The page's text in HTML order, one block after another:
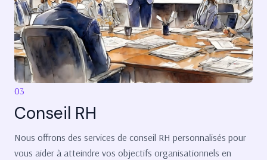
03
Conseil RH
Nous offrons des services de conseil RH personnalisés pour
vous aider à atteindre vos objectifs organisationnels en